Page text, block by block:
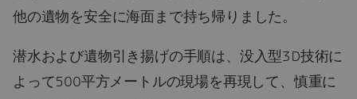
他の遺物を安全に海面まで持ち帰りました。
潜水および遺物引き揚げの手順は、没入型3D技術に
よって500平方メートルの現場を再現して、慎重に